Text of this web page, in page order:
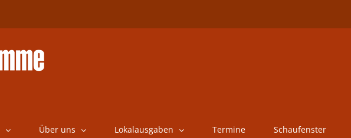
Über uns Lokalausgaben Termine Schaufenster